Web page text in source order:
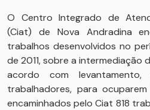
O Centro Integrado de
(Ciat) de Nova Andradina
trabalhos desenvolvidos no
de 2011, sobre a intermediação
acordo com
trabalhadores, para
encaminhados pelo Ciat 818